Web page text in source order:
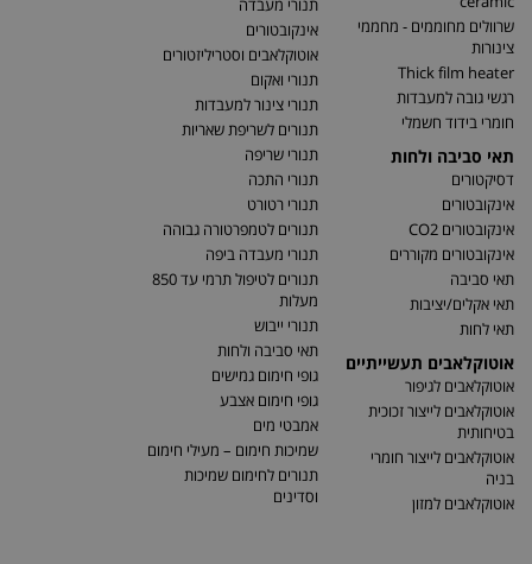
שרוולים מחוממים - מחממי
צינורות
Thick film heater
רגשי גובה למעבדות
חומרי בידוד חשמלי
תאי סביבה ולחות
דסיקטורים
אינקובטורים
אינקובטורים CO2
אינקובטורים מקוררים
תאי סביבה
תאי אקלים/יציבות
תאי לחות
אוטוקלאבים תעשייתיים
אוטוקלאבים לגיפור
אוטוקלאבים לייצור זכוכית
בטיחותית
אוטוקלאבים לייצור חומרי
בניה
אוטוקלאבים למזון
תנורי מעבדה
אינקובטורים
אוטוקלאבים וסטריליזטורים
תנורי ואקום
תנורי צינור למעבדות
תנורים לשריפת שאריות
תנורי שריפה
תנורי התכה
תנורי רטורט
תנורים לטמפרטורה גבוהה
תנורי מעבדה ביפה
תנורים לטיפול תרמי עד 850
מעלות
תנורי ייבוש
תאי סביבה ולחות
גופי חימום גמישים
גופי חימום אצבע
אמבטי מים
שמיכות חימום – מעילי חימום
תנורים לחימום שמיכות
וסדינים